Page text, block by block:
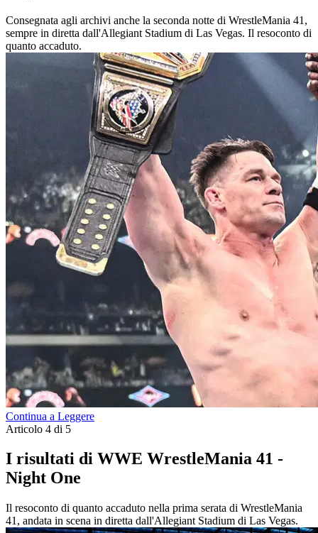
Consegnata agli archivi anche la seconda notte di WrestleMania 41,
sempre in diretta dall'Allegiant Stadium di Las Vegas. Il resoconto di
quanto accaduto.
Continua a Leggere
Articolo 4 di 5
I risultati di WWE WrestleMania 41 -
Night One
Il resoconto di quanto accaduto nella prima serata di WrestleMania
41, andata in scena in diretta dall'Allegiant Stadium di Las Vegas.